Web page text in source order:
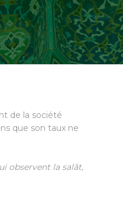
de la société
que son taux ne
observent la salât,